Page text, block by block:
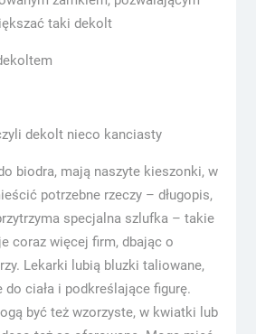
taki dekolt
dekolt nieco kanciasty
biodra, mają naszyte kieszonki, w
potrzebne rzeczy – długopis,
specjalna szlufka – takie
coraz więcej firm, dbając o
Lekarki lubią bluzki taliowane,
do ciała i podkreślające figurę.
być też wzorzyste, w kwiatki lub